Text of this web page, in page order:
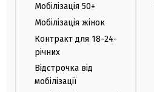
Мобілізація 50+
Мобілізація жінок
Контракт для 18-24-
річних
Відстрочка від
мобілізації